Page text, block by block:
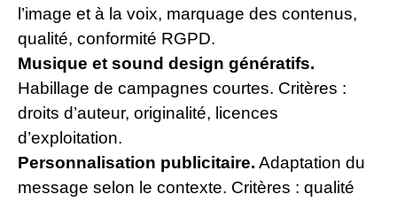
l’image et à la voix, marquage des contenus,
qualité, conformité RGPD.
Musique et sound design génératifs.
Habillage de campagnes courtes. Critères :
droits d’auteur, originalité, licences
d’exploitation.
Personnalisation publicitaire. Adaptation du
message selon le contexte. Critères : qualité